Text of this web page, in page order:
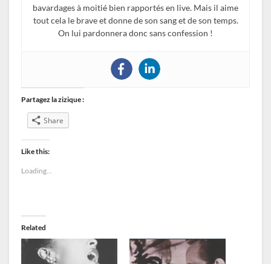
bavardages à moitié bien rapportés en live. Mais il aime
tout cela le brave et donne de son sang et de son temps.
On lui pardonnera donc sans confession !
Partagez la zizique :
Share
Like this:
Loading...
Related